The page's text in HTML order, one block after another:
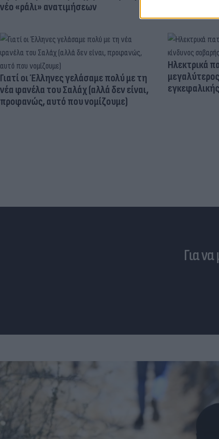
νέο «ράλι» ανατιμήσεων
Γιατί οι Έλληνες γελάσαμε πολύ με τη
νέα φανέλα του Σαλάχ (αλλά δεν είναι,
προφανώς, αυτό που νομίζουμε)
Ηλεκτρικά
Για